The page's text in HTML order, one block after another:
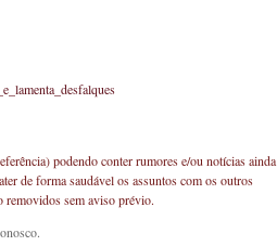
podendo conter rumores e/ou notícias ainda
de forma saudável os assuntos com os outros
removidos sem aviso prévio.